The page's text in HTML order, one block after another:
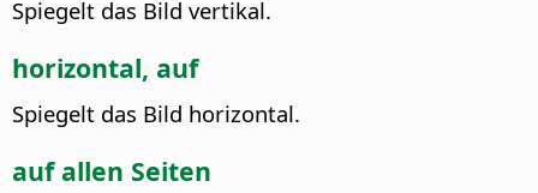
Spiegelt das Bild vertikal.
horizontal, auf
Spiegelt das Bild horizontal.
auf allen Seiten